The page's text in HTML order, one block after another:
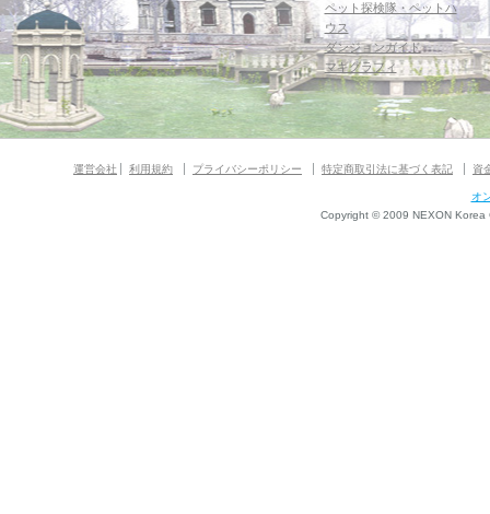
ペット探検隊・ペットハ
ウス
ダンジョンガイド
マギグラフィ
運営会社 利用規約 プライバシーポリシー 特定商取引法に基づく表記 資
オ
Copyright © 2009 NEXON Korea